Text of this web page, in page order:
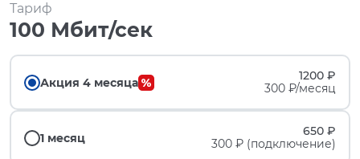
Тариф
100 Мбит/сек
Акция 4 месяца
1200 ₽
300 ₽/месяц
1 месяц
650 ₽
300 ₽ (подключение)